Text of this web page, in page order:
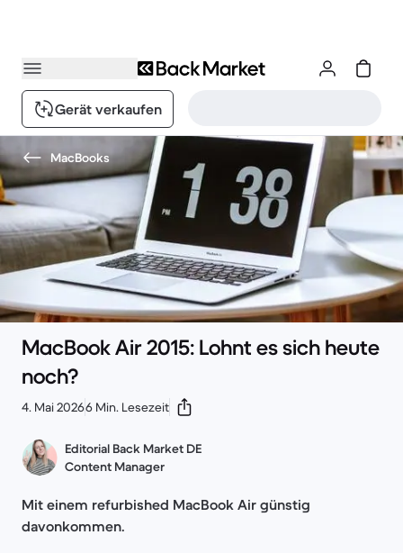
Gerät verkaufen
MacBooks
MacBook Air 2015: Lohnt es sich heute
noch?
4. Mai 20266 Min. Lesezeit
Editorial Back Market DE
Content Manager
Mit einem refurbished MacBook Air günstig
davonkommen.